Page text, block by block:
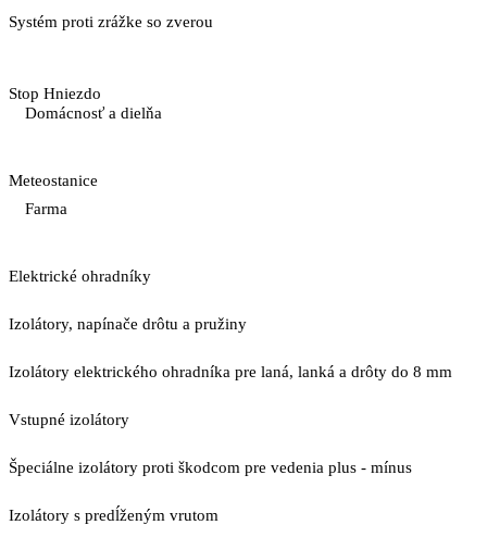
Systém proti zrážke so zverou
Stop Hniezdo
Domácnosť a dielňa
Meteostanice
Farma
Elektrické ohradníky
Izolátory, napínače drôtu a pružiny
Izolátory elektrického ohradníka pre laná, lanká a drôty do 8 mm
Vstupné izolátory
Špeciálne izolátory proti škodcom pre vedenia plus - mínus
Izolátory s predĺženým vrutom